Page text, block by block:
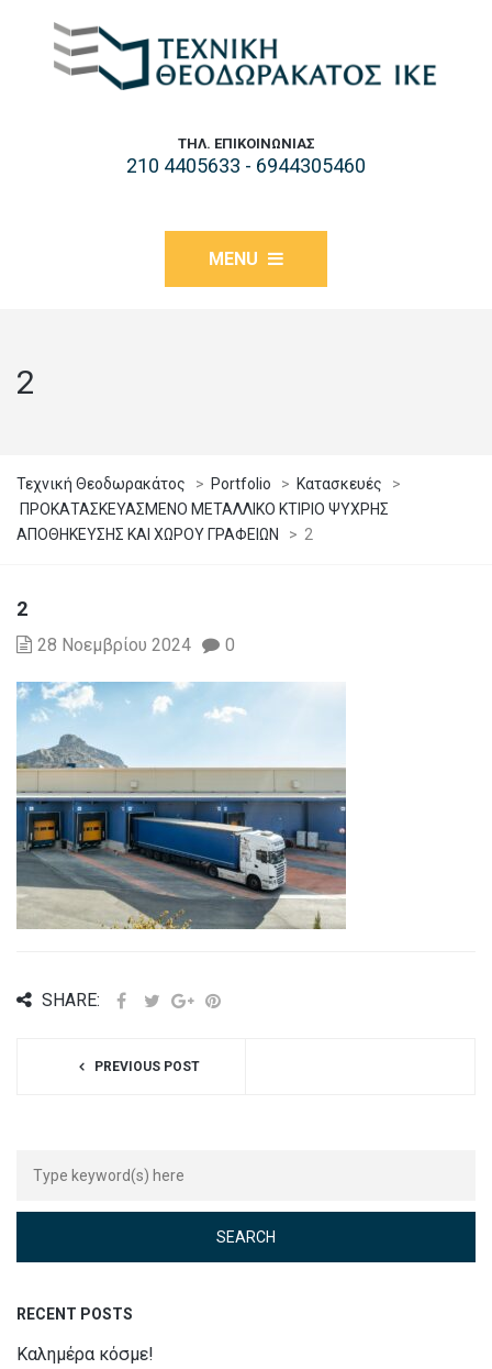
ΤΗΛ. ΕΠΙΚΟΙΝΩΝΊΑΣ
210 4405633 - 6944305460
MENU
2
Τεχνική Θεοδωρακάτος > Portfolio > Κατασκευές
>
ΠΡΟΚΑΤΑΣΚΕΥΑΣΜΕΝΟ ΜΕΤΑΛΛΙΚΟ ΚΤΙΡΙΟ ΨΥΧΡΗΣ
ΑΠΟΘΗΚΕΥΣΗΣ ΚΑΙ ΧΩΡΟΥ ΓΡΑΦΕΙΩΝ
> 2
2
28 Νοεμβρίου 2024 0
SHARE:
PREVIOUS POST
RECENT POSTS
Καλημέρα κόσμε!